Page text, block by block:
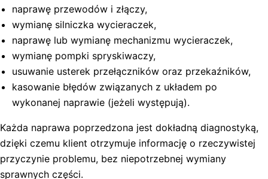
naprawę przewodów i złączy,
wymianę silniczka wycieraczek,
naprawę lub wymianę mechanizmu wycieraczek,
wymianę pompki spryskiwaczy,
usuwanie usterek przełączników oraz przekaźników,
kasowanie błędów związanych z układem po
wykonanej naprawie (jeżeli występują).
Każda naprawa poprzedzona jest dokładną diagnostyką,
dzięki czemu klient otrzymuje informację o rzeczywistej
przyczynie problemu, bez niepotrzebnej wymiany
sprawnych części.